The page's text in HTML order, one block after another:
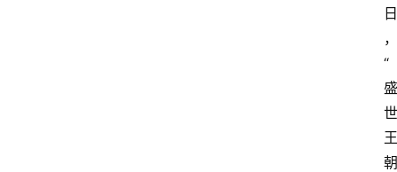
日
，
“
盛
世
王
朝